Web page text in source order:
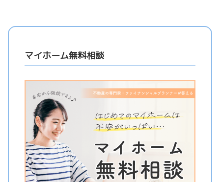
マイホーム無料相談